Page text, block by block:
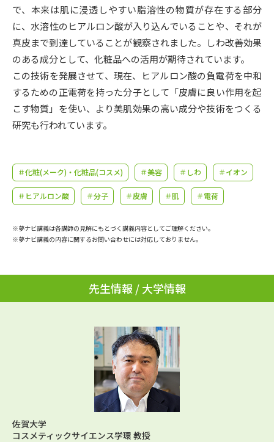
先輩が入学を決めた理由 テレメール全国一斉進学調査
新生活お役立ちガイド
学問発見 学問検索
学問のミニ講義「夢ナビ講義」 学問分野解説
学問の教科書 夢ナビライブ
ユーザーサポート
Ｑ＆Ａ よくあるご質問 大学進学IDについて
資料の料金の
個人情報取扱規定
テレメール進学カタログ
訂正のご案内
で、本来は肌に浸透しやすい脂溶性の物質が存在する部分
に、水溶性のヒアルロン酸が入り込んでいることや、それが
真皮まで到達していることが観察されました。しわ改善効果
のある成分として、化粧品への活用が期待されています。
この技術を発展させて、現在、ヒアルロン酸の負電荷を中和
するための正電荷を持った分子として「皮膚に良い作用を起
こす物質」を使い、より美肌効果の高い成分や技術をつくる
研究も行われています。
＃化粧(メーク)・化粧品(コスメ) ＃美容 ＃しわ ＃イオン
＃ヒアルロン酸 ＃分子 ＃皮膚 ＃肌 ＃電荷
※夢ナビ講義は各講師の見解にもとづく講義内容としてご理解ください。
※夢ナビ講義の内容に関するお問い合わせには対応しておりません。
先生情報 / 大学情報
佐賀大学
コスメティックサイエンス学環 教授